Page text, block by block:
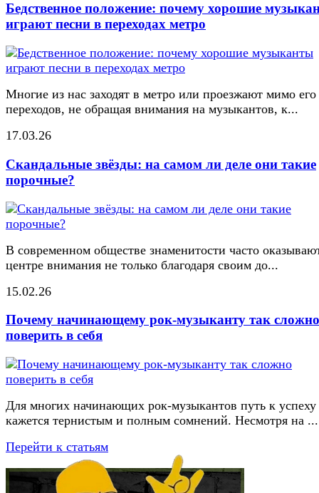
Бедственное положение: почему хорошие
играют песни в переходах метро
Многие из нас заходят в метро или проезжают мимо его
переходов, не обращая внимания на музыкантов, к...
17.03.26
Скандальные звёзды: на самом ли деле они такие
порочные?
В современном обществе знаменитости часто
центре внимания не только благодаря своим до...
15.02.26
Почему начинающему рок-музыканту так сложно
поверить в себя
Для многих начинающих рок-музыкантов путь к успеху
кажется тернистым и полным сомнений. Несмотря на ...
Перейти к статьям